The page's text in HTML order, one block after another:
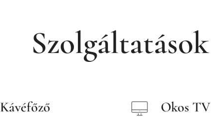
Szolgáltatások
Kávéfőző Okos TV